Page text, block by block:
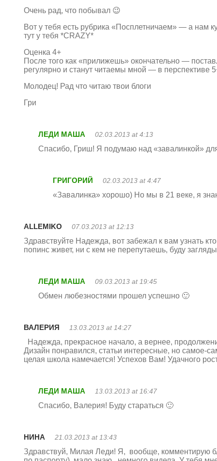
Очень рад, что побывал 😉
Вот у тебя есть рубрика «Посплетничаем» — а нам
тут у тебя *CRAZY*
Оценка 4+
После того как «прилижешь» окончательно —
регулярно и станут читаемы мной — в перспективе
Молодец! Рад что читаю твои блоги
Гри
ЛЕДИ МАША 02.03.2013 at 4:13
Спасибо, Гриш! Я подумаю над «завалинкой»
ГРИГОРИЙ 02.03.2013 at 4:47
«Завалинка» хорошо) Но мы в 21 веке, я
ALLEMIKO 07.03.2013 at 12:13
Здравствуйте Надежда, вот забежал к вам узнать
попинс живет, ни с кем не перепутаешь, буду
ЛЕДИ МАША 09.03.2013 at 19:45
Обмен любезностями прошел успешно 🙂
ВАЛЕРИЯ 13.03.2013 at 14:27
Надежда, прекрасное начало, а вернее,
Дизайн понравился, статьи интересные, но самое-
целая школа намечается! Успехов Вам! Удачного
ЛЕДИ МАША 13.03.2013 at 16:47
Спасибо, Валерия! Буду стараться 🙂
НИНА 21.03.2013 at 13:43
Здравствуй, Милая Леди! Я, вообще, комментирую